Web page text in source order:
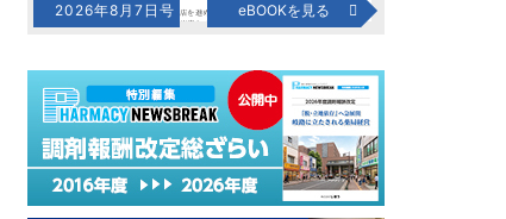
2026年8月7日号 eBOOKを見る